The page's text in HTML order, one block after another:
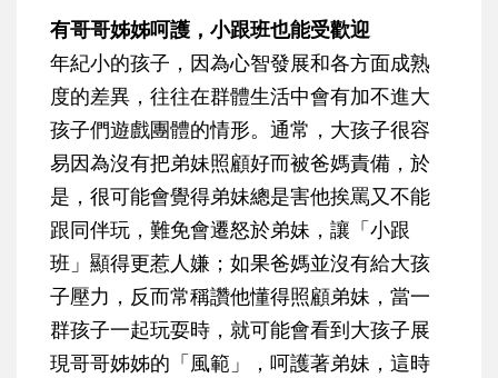
有哥哥姊姊呵護，小跟班也能受歡迎
年紀小的孩子，因為心智發展和各方面成熟
度的差異，往往在群體生活中會有加不進大
孩子們遊戲團體的情形。通常，大孩子很容
易因為沒有把弟妹照顧好而被爸媽責備，於
是，很可能會覺得弟妹總是害他挨罵又不能
跟同伴玩，難免會遷怒於弟妹，讓「小跟
班」顯得更惹人嫌；如果爸媽並沒有給大孩
子壓力，反而常稱讚他懂得照顧弟妹，當一
群孩子一起玩耍時，就可能會看到大孩子展
現哥哥姊姊的「風範」，呵護著弟妹，這時